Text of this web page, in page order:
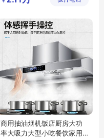
商用抽油烟机饭店厨房大功
率大吸力大型小吃餐饮家用